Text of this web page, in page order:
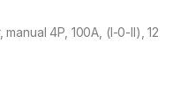
4P, 100A, (I-0-II), 12